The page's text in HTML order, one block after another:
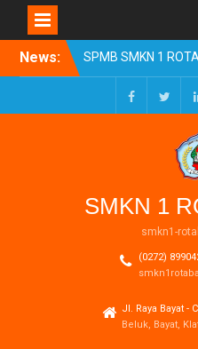
News:
SPMB SMKN 1
Tahun Ajaran 2026/
Resmi Dibuka
Pengumuman
Tahun Ajaran 2025-
Realisasi Dana
Reguler Tahap 1
Facebook
SMKN 1
smkn1-
(0272)
Jl. Raya Bayat -
Beluk, Bayat,